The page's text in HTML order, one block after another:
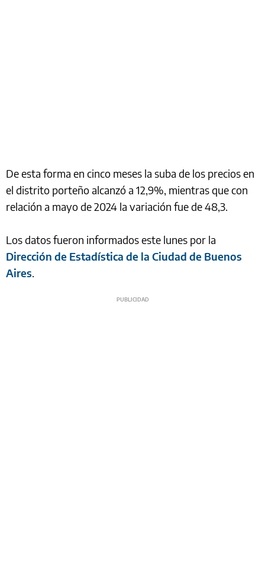
De esta forma en cinco meses la suba de los precios en
el distrito porteño alcanzó a 12,9%, mientras que con
relación a mayo de 2024 la variación fue de 48,3.
Los datos fueron informados este lunes por la
Dirección de Estadística de la Ciudad de Buenos
Aires.